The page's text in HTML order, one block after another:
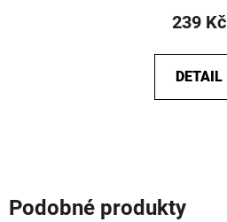
239 Kč
DETAIL
Podobné produkty